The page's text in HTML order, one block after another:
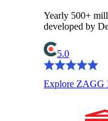
Yearly 500+
developed by
5.0
Explore ZAGG